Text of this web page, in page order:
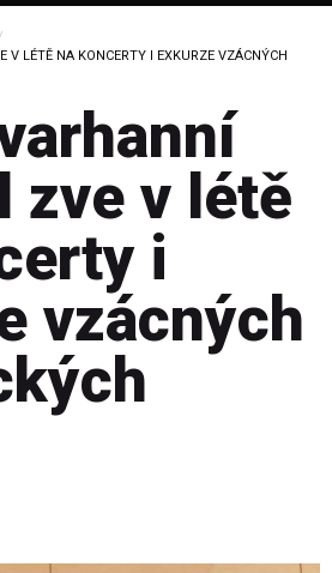
V LÉTĚ NA KONCERTY I EXKURZE VZÁCNÝCH
zve v létě
i
vzácných